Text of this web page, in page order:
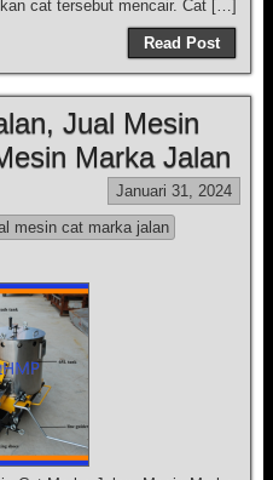
cat tersebut mencair. Cat […]
Read Post
Jual Mesin
Marka Jalan
Januari 31, 2024
mesin cat marka jalan